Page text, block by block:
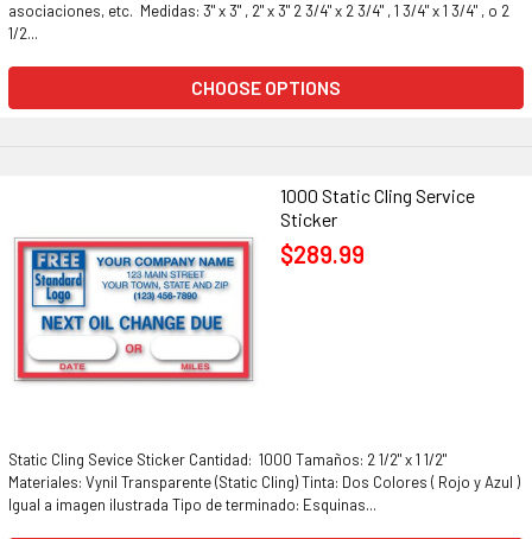
asociaciones, etc. Medidas: 3" x 3" , 2" x 3" 2 3/4" x 2 3/4" , 1 3/4" x 1 3/4" , o 2
1/2...
CHOOSE OPTIONS
1000 Static Cling Service
Sticker
$289.99
Static Cling Sevice Sticker Cantidad: 1000 Tamaños: 2 1/2" x 1 1/2"
Materiales: Vynil Transparente (Static Cling) Tinta: Dos Colores ( Rojo y Azul )
Igual a imagen ilustrada Tipo de terminado: Esquinas...